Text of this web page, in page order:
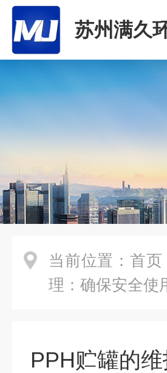
苏州满久
当前位置： 首页
理：确保安全使
PPH贮罐的